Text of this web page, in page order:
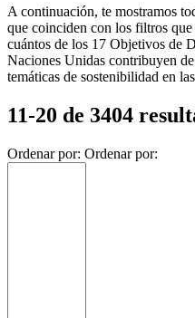
A continuación, te mostramos
que coinciden con los filtros
cuántos de los 17 Objetivos de
Naciones Unidas contribuyen
temáticas de sostenibilidad en
11-20 de 3404
Ordenar por: Ordenar por: